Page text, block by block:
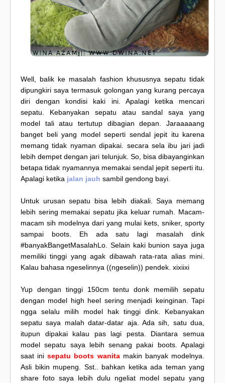
Well, balik ke masalah fashion khususnya sepatu tidak
dipungkiri saya termasuk golongan yang kurang percaya
diri dengan kondisi kaki ini. Apalagi ketika mencari
sepatu. Kebanyakan sepatu atau sandal saya yang
model tali atau tertutup dibagian depan. Jaraaaaang
banget beli yang model seperti sendal jepit itu karena
memang tidak nyaman dipakai. secara sela ibu jari jadi
lebih dempet dengan jari telunjuk. So, bisa dibayanginkan
betapa tidak nyamannya memakai sendal jepit seperti itu.
Apalagi ketika jalan jauh sambil gendong bayi.
Untuk urusan sepatu bisa lebih diakali. Saya memang
lebih sering memakai sepatu jika keluar rumah. Macam-
macam sih modelnya dari yang mulai kets, sniker, sporty
sampai boots. Eh ada satu lagi masalah dink
#banyakBangetMasalahLo. Selain kaki bunion saya juga
memiliki tinggi yang agak dibawah rata-rata alias mini.
Kalau bahasa ngeselinnya ((ngeselin)) pendek. xixiixi
Yup dengan tinggi 150cm tentu donk memilih sepatu
dengan model high heel sering menjadi keinginan. Tapi
ngga selalu milih model hak tinggi dink. Kebanyakan
sepatu saya malah datar-datar aja. Ada sih, satu dua,
itupun dipakai kalau pas lagi pesta. Diantara semua
model sepatu saya lebih senang pakai boots. Apalagi
saat inisepatu boots wanitamakin banyak modelnya.
Asli bikin mupeng. Sst.. bahkan ketika ada teman yang
share foto saya lebih dulu ngeliat model sepatu yang